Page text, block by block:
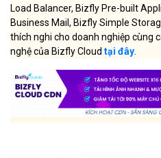
Load Balancer, Bizfly Pre-built
Business Mail, Bizfly Simple
thích nghi cho doanh nghiệp cùng
nghệ của Bizfly Cloud tại đây